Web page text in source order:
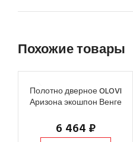
Похожие товары
Полотно дверное OLOVI
Аризона экошпон Венге
замком
6 464₽